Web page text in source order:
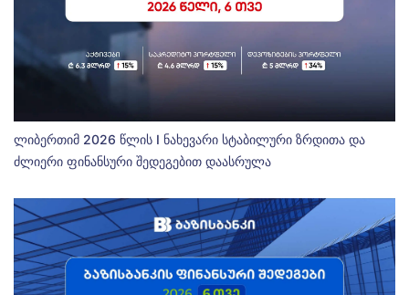
ლიბერთიმ 2026 წლის I ნახევარი სტაბილური ზრდითა და
ძლიერი ფინანსური შედეგებით დაასრულა